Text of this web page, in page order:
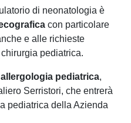
di neonatologia è
con particolare
e alle richieste
pediatrica.
pediatrica,
Serristori, che entrerà
pediatrica della Azienda